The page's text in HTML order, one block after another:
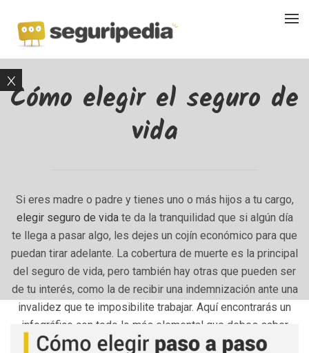
Cómo elegir el seguro de
vida
Si eres madre o padre y tienes uno o más hijos a tu cargo,
elegir seguro de vidate da la tranquilidad que si algún día
te llega a pasar algo, les dejes un cojín económico para que
puedan tirar adelante. La cobertura de muerte es la principal
del seguro de vida, pero también hay otras que pueden ser
de tu interés, como la de recibir una indemnización ante una
invalidez que te imposibilite trabajar. Aquí encontrarás un
infográfico con todo lo más elemental que debes saber
para elegir el seguro de vida adecuado a tus necesidades.